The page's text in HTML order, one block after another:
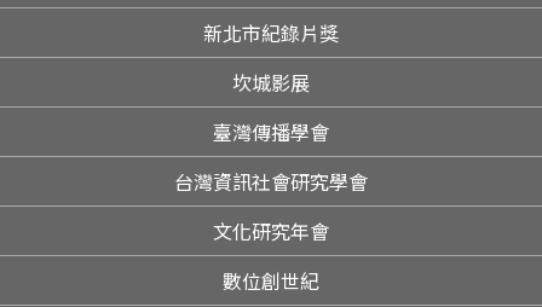
新北市紀錄片獎
坎城影展
臺灣傳播學會
台灣資訊社會研究學會
文化研究年會
數位創世紀